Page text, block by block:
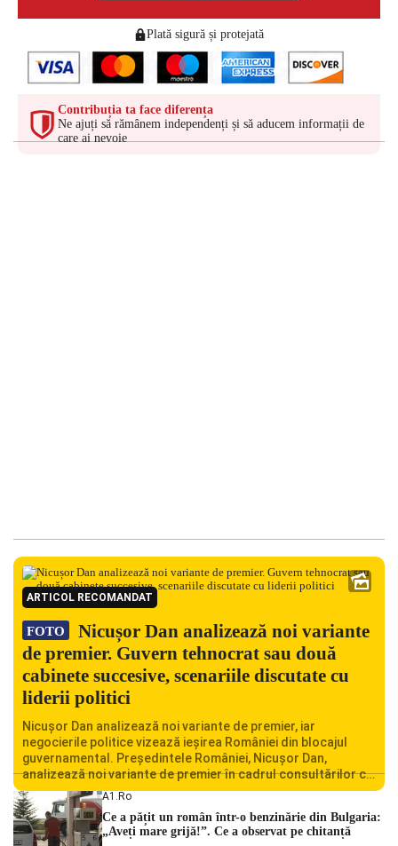
Plată sigură și protejată
Contribuția ta face diferența
Ne ajuți să rămânem independenți și să aducem informații de
care ai nevoie
ARTICOL RECOMANDAT
FOTO
Nicușor Dan analizează noi variante
de premier. Guvern tehnocrat sau două
cabinete succesive, scenariile discutate cu
liderii politici
Nicușor Dan analizează noi variante de premier, iar
negocierile politice vizează ieșirea României din blocajul
guvernamental. Președintele României, Nicușor Dan,
analizează noi variante de premier în cadrul consultărilor cu
liderii politici. Ciprian Ciucu vorbește despre scenariul unui
guvern tehnocrat și despre posibilitatea a două cabinete
succesive. Nicușor Dan analizează noi variante de premier
România traversează […]
A1.ro
Ce a pățit un român într-o benzinărie din Bulgaria:
„Aveți mare grijă!”. Ce a observat pe chitanță